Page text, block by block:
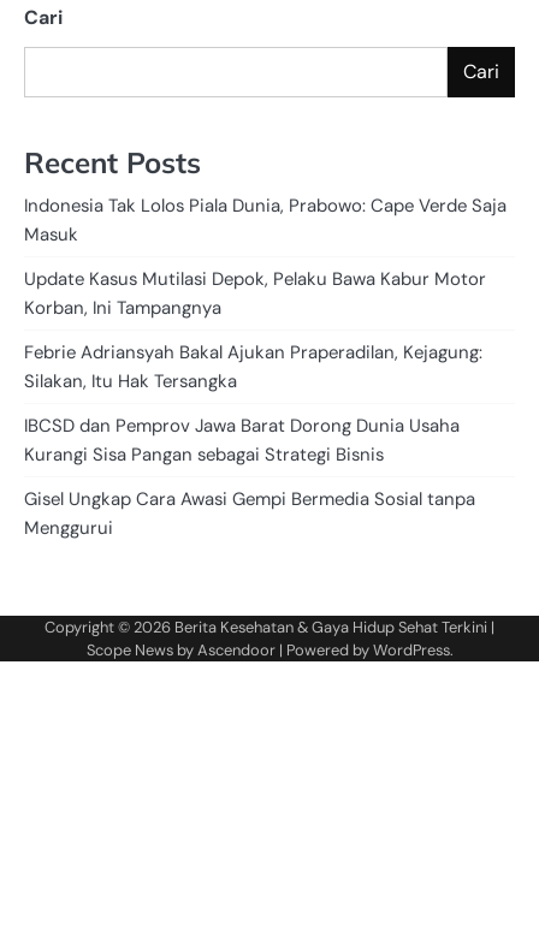
Cari
Cari
Recent Posts
Indonesia Tak Lolos Piala Dunia, Prabowo: Cape Verde Saja
Masuk
Update Kasus Mutilasi Depok, Pelaku Bawa Kabur Motor
Korban, Ini Tampangnya
Febrie Adriansyah Bakal Ajukan Praperadilan, Kejagung:
Silakan, Itu Hak Tersangka
IBCSD dan Pemprov Jawa Barat Dorong Dunia Usaha
Kurangi Sisa Pangan sebagai Strategi Bisnis
Gisel Ungkap Cara Awasi Gempi Bermedia Sosial tanpa
Menggurui
Copyright © 2026 Berita Kesehatan & Gaya Hidup Sehat Terkini |
Scope News byAscendoor| Powered byWordPress.